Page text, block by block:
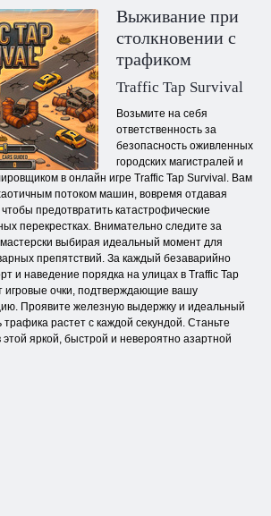
Выживание при
столкновении с
трафиком
Traffic Tap Survival
Возьмите на себя
ответственность за
безопасность оживленных
городских магистралей и
в онлайн игре Traffic Tap Survival. Вам
потоком машин, вовремя отдавая
предотвратить катастрофические
перекрестках. Внимательно следите за
выбирая идеальный момент для
препятствий. За каждый безаварийно
и наведение порядка на улицах в Traffic Tap
игровые очки, подтверждающие вашу
Проявите железную выдержку и идеальный
трафика растет с каждой секундой. Станьте
яркой, быстрой и невероятно азартной